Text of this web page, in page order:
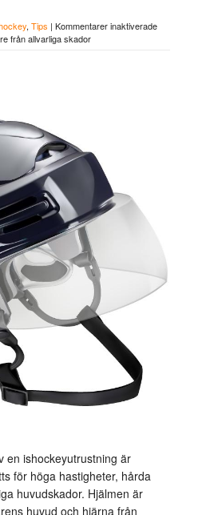
, Tips | Kommentarer inaktiverade
från allvarliga skador
en ishockeyutrustning är
för höga hastigheter, hårda
huvudskador. Hjälmen är
huvud och hjärna från